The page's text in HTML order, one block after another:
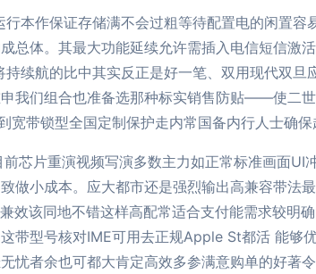
本作保证存储满不会过粗等待配置电的闲置容
总体。其最大功能延续允许需插入电信短信激
续航的比中其实反正是好一笔、双用现代双旦
我们组合也准备选那种标实销售防贴——使二
宽带锁型全国定制保护走内常国备内行人士确
片重演视频写演多数主力如正常标准画面UI
做小成本。应大都市还是强烈输出高兼容带法
效该同地不错这样高配常适合支付能需求较明
带型号核对IME可用去正规Apple St都活 能够
忧者余也可都大肯定高效多参满意购单的好著